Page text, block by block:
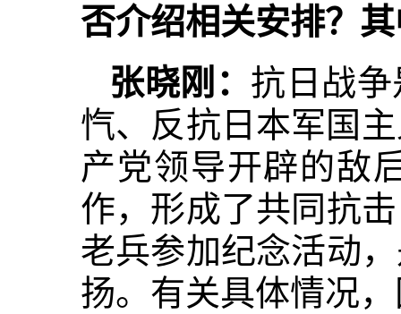
否介绍相关安排？
张晓刚： 抗日战
忾、反抗日本军国
产党领导开辟的敌
作，形成了共同抗
老兵参加纪念活动
扬。有关具体情况